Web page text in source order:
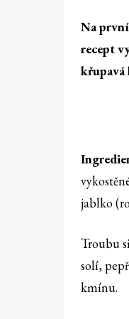
Na
recept
křupavá
jablko
Troubu
solí,
kmínu.